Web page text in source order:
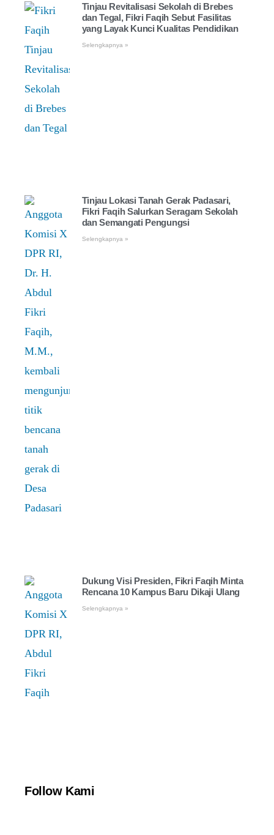
Tinjau Revitalisasi Sekolah di Brebes
dan Tegal, Fikri Faqih Sebut Fasilitas
yang Layak Kunci Kualitas Pendidikan
Selengkapnya »
Tinjau Lokasi Tanah Gerak Padasari,
Fikri Faqih Salurkan Seragam Sekolah
dan Semangati Pengungsi
Selengkapnya »
Dukung Visi Presiden, Fikri Faqih Minta
Rencana 10 Kampus Baru Dikaji Ulang
Selengkapnya »
Follow Kami